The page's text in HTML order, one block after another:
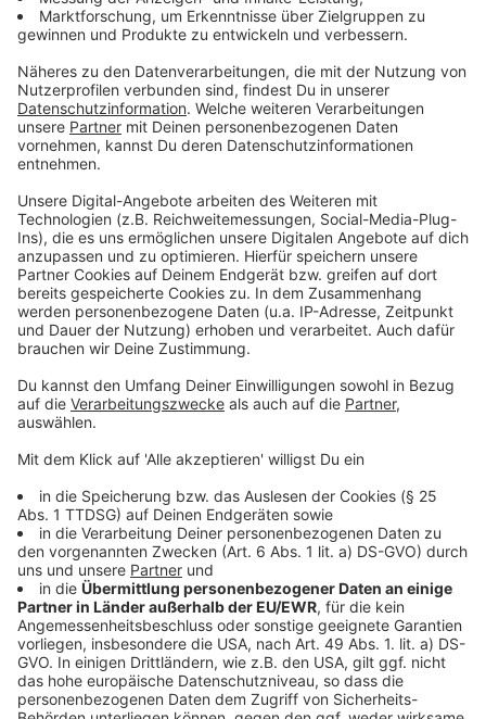
poststelle.koeln@polizei.nrw.de entgegen.
beschrieben. Er soll zur Tatzeit einen schwarzen
Kapuzenpullover mit weißer umrandeter Aufschrift im
Brustbereich, ein schwarzes Basecap, schwarze
getragen haben.
Anzeige
Weitere Meldungen aus Leverkusen
Anzeige
Leverkusener Fußballstar: Kein Urteil im Fall Jonatahn
Tah
Rauchsäule über Leverkusen: Auto auf A1 ausgebrannt
Immer mehr Väter in Leverkusen beantragen Elternzeit
Anzeige